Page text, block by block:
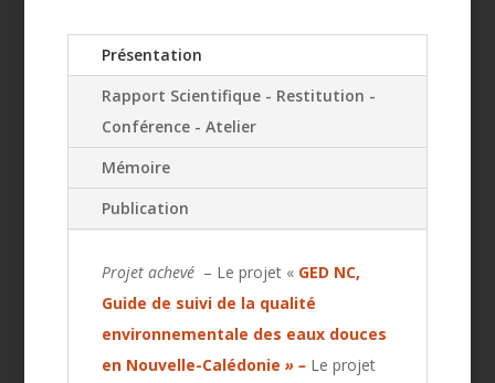
Présentation
Rapport Scientifique - Restitution -
Conférence - Atelier
Mémoire
Publication
Projet achevé– Le projet « GED NC,
Guide de suivi de la qualité
environnementale des eaux douces
en Nouvelle-Calédonie » – Le projet